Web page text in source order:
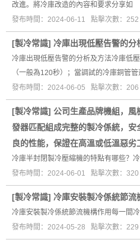
改進。將冷庫改造的內容和要求分享如
發布時間：2024-06-11 點擊次數：252
[製冷常識] 冷庫出現低壓告警的分
冷庫出現低壓告警的分析及方法冷庫低
（一般為120秒）；當調試的冷庫銅管
發布時間：2024-06-05 點擊次數：206
[製冷常識] 公司生產品牌機組，風
發器匹配組成完整的製冷係統，
良的性能，保證在高溫或低溫惡劣
冷庫半封閉製冷壓縮機的特點有哪些？
發布時間：2024-06-01 點擊次數：320
[製冷常識] 冷庫安裝製冷係統節流
冷庫安裝製冷係統節流機構作用每一間
發布時間：2024-05-28 點擊次數：229